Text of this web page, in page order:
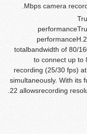
Mbps camera
totalbandwidth of 80/
to connect up to
recording (25/30 fps)
simultaneously. With its
22 allowsrecording